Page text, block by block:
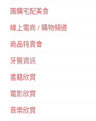
團購宅配美食
線上電商 / 購物頻道
商品特賣會
牙醫資訊
書籍欣賞
電影欣賞
音樂欣賞